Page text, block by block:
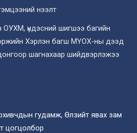
нээлт
үндэсний шигшээ багийн
Хэрлэн багш МҮОХ-ны дээд
шагнахаар шийдвэрлэжээ
гудамж, Өлзийт явах зам
цогцолбор